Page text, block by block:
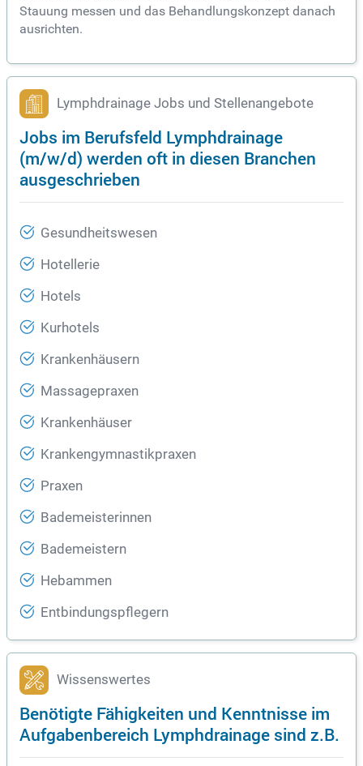
Stauung messen und das Behandlungskonzept danach
ausrichten.
Lymphdrainage Jobs und Stellenangebote
Jobs im Berufsfeld Lymphdrainage
(m/w/d) werden oft in diesen Branchen
ausgeschrieben
Gesundheitswesen
Hotellerie
Hotels
Kurhotels
Krankenhäusern
Massagepraxen
Krankenhäuser
Krankengymnastikpraxen
Praxen
Bademeisterinnen
Bademeistern
Hebammen
Entbindungspflegern
Wissenswertes
Benötigte Fähigkeiten und Kenntnisse im
Aufgabenbereich Lymphdrainage sind z.B.